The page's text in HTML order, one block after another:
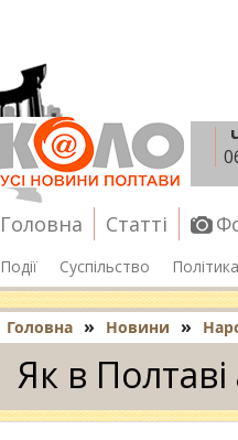
Головна Статті
Події Суспільство Політика
Головна » Новини »
Як в